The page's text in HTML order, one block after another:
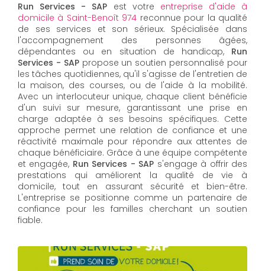
Run Services - SAP est votre entreprise d'aide à
domicile à Saint-Benoît 974 reconnue pour la qualité
de ses services et son sérieux. Spécialisée dans
l'accompagnement des personnes âgées,
dépendantes ou en situation de handicap, Run
Services - SAP propose un soutien personnalisé pour
les tâches quotidiennes, qu'il s'agisse de l'entretien de
la maison, des courses, ou de l'aide à la mobilité.
Avec un interlocuteur unique, chaque client bénéficie
d'un suivi sur mesure, garantissant une prise en
charge adaptée à ses besoins spécifiques. Cette
approche permet une relation de confiance et une
réactivité maximale pour répondre aux attentes de
chaque bénéficiaire. Grâce à une équipe compétente
et engagée, Run Services - SAP s'engage à offrir des
prestations qui améliorent la qualité de vie à
domicile, tout en assurant sécurité et bien-être.
L'entreprise se positionne comme un partenaire de
confiance pour les familles cherchant un soutien
fiable.